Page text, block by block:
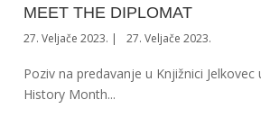
MEET THE DIPLOMAT
27. Veljače 2023. 27. Veljače 2023.
Poziv na predavanje u Knjižnici Jelkovec
History Month...